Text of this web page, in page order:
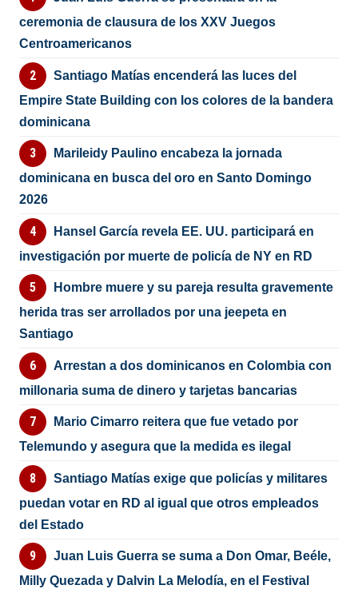
ceremonia de clausura de los XXV Juegos
Centroamericanos
Santiago Matías encenderá las luces del
Empire State Building con los colores de la bandera
dominicana
Marileidy Paulino encabeza la jornada
dominicana en busca del oro en Santo Domingo
2026
Hansel García revela EE. UU. participará en
investigación por muerte de policía de NY en RD
Hombre muere y su pareja resulta gravemente
herida tras ser arrollados por una jeepeta en
Santiago
Arrestan a dos dominicanos en Colombia con
millonaria suma de dinero y tarjetas bancarias
Mario Cimarro reitera que fue vetado por
Telemundo y asegura que la medida es ilegal
Santiago Matías exige que policías y militares
puedan votar en RD al igual que otros empleados
del Estado
Juan Luis Guerra se suma a Don Omar, Beéle,
Milly Quezada y Dalvin La Melodía, en el Festival